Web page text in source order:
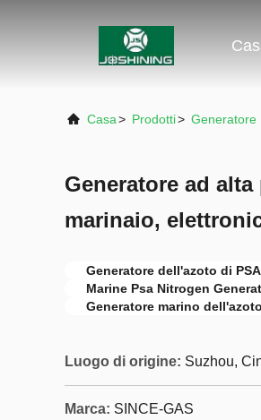
Casa> Prodotti> Generatore
Generatore ad
marinaio,
Generatore dell'azoto di
Marine Psa Nitrogen
Generatore marino
Luogo di origine: Suzhou,
Marca: SINCE-GAS